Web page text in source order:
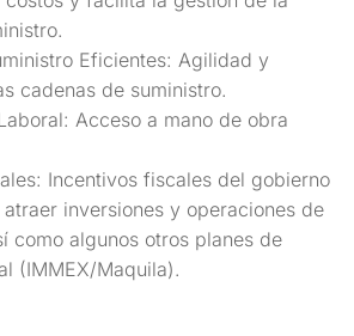
Eficientes: Agilidad y
cadenas de suministro.
Acceso a mano de obra
Incentivos fiscales del gobierno
inversiones y operaciones de
como algunos otros planes de
(IMMEX/Maquila).